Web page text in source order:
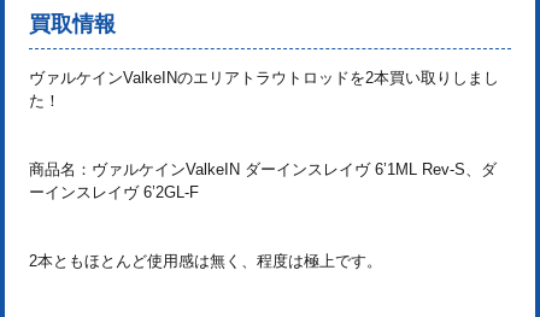
買取情報
ヴァルケインValkeINのエリアトラウトロッドを2本買い取りしまし
た！
商品名：ヴァルケインValkeIN ダーインスレイヴ 6’1ML Rev-S、ダ
ーインスレイヴ 6’2GL-F
2本ともほとんど使用感は無く、程度は極上です。